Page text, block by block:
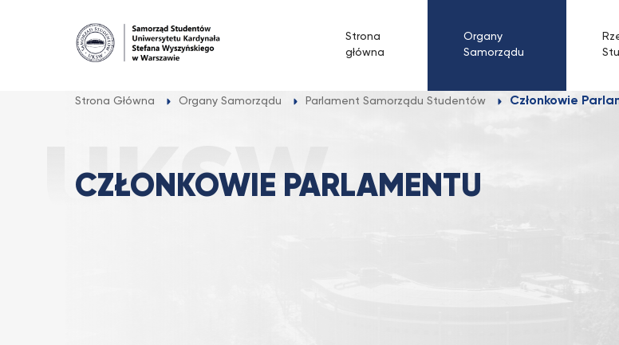
Strona
główna
Organy
Samorządu
Strona Główna Organy Samorządu Parlament Samorządu Studentów Członkowie
CZŁONKOWIE PARLAMENTU